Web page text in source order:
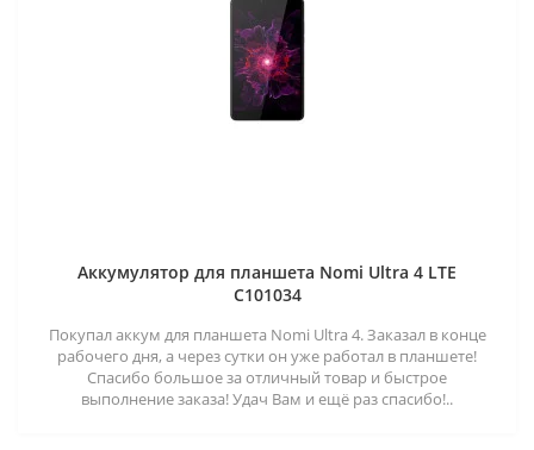
Аккумулятор для планшета Nomi Ultra 4 LTE
C101034
Покупал аккум для планшета Nomi Ultra 4. Заказал в конце
рабочего дня, а через сутки он уже работал в планшете!
Спасибо большое за отличный товар и быстрое
выполнение заказа! Удач Вам и ещё раз спасибо!..